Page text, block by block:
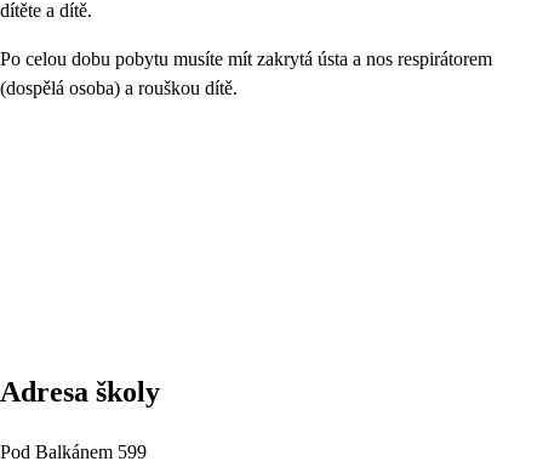
dítěte a dítě.
Po celou dobu pobytu musíte mít zakrytá ústa a nos respirátorem
(dospělá osoba) a rouškou dítě.
Adresa školy
Pod Balkánem 599